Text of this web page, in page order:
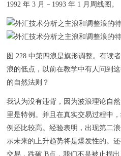
1992 年 3 月－1993 年 1 月周线图。
图 228 中第四浪是旗形调整。有读
浪的低点，以前在教学中有人问到
的自然法则？
我认为没有违背，因为波浪理论自
里是特例。并且在真实交易过程中
例还比较高。经验表明，出现第二
示未来的上升趋势将是爆发性的。
交易，跌破 B点，我们不是被止损